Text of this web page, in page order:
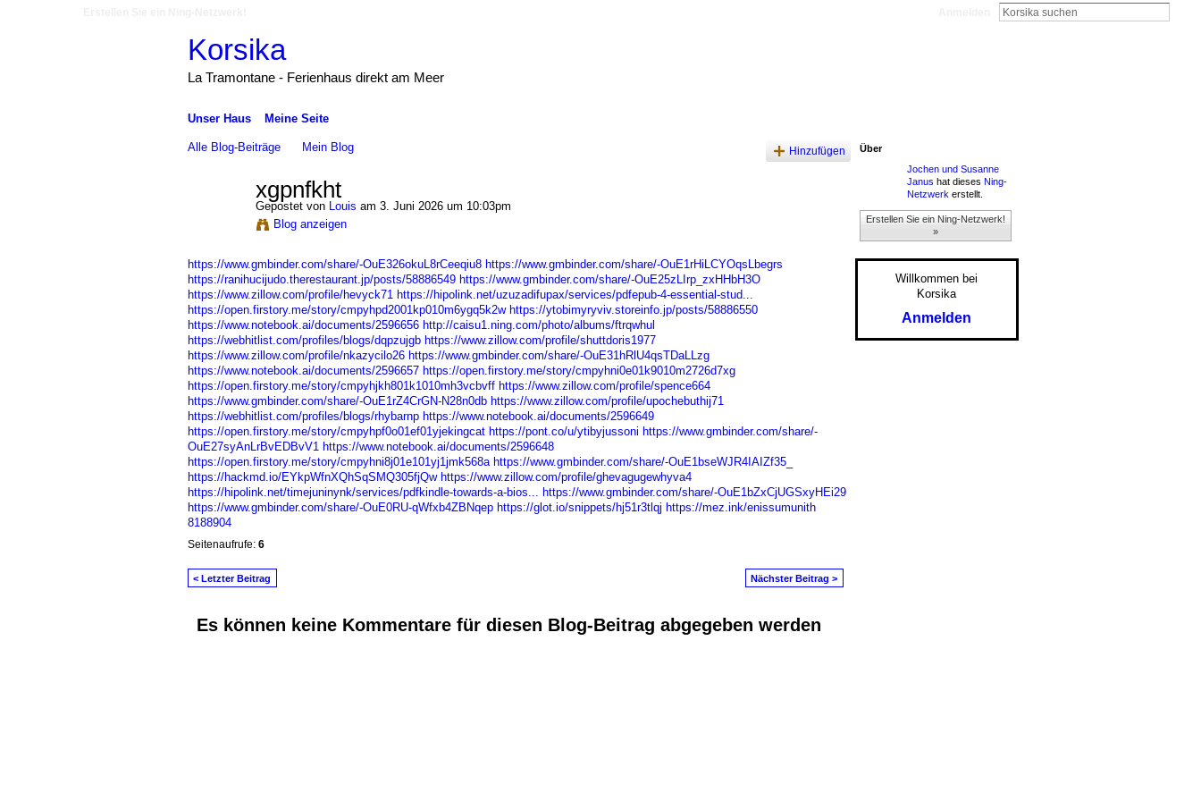
Korsika
La Tramontane - Ferienhaus direkt am Meer
Unser Haus Meine Seite
Alle Blog-Beiträge Mein Blog Hinzufügen
xgpnfkht
Gepostet von Louis am 3. Juni 2026 um 10:03pm
Blog anzeigen
https://www.gmbinder.com/share/-OuE326okuL8rCeeqiu8 https://www.gmbinder.com/share/-OuE1rHiLCYOqsLbegrs
https://ranihucijudo.therestaurant.jp/posts/58886549 https://www.gmbinder.com/share/-OuE25zLIrp_zxHHbH3O
https://www.zillow.com/profile/hevyck71 https://hipolink.net/uzuzadifupax/services/pdfepub-4-essential-stud...
https://open.firstory.me/story/cmpyhpd2001kp010m6ygq5k2w https://ytobimyryviv.storeinfo.jp/posts/58886550
https://www.notebook.ai/documents/2596656 http://caisu1.ning.com/photo/albums/ftrqwhul
https://webhitlist.com/profiles/blogs/dqpzujgb https://www.zillow.com/profile/shuttdoris1977
https://www.zillow.com/profile/nkazycilo26 https://www.gmbinder.com/share/-OuE31hRlU4qsTDaLLzg
https://www.notebook.ai/documents/2596657 https://open.firstory.me/story/cmpyhni0e01k9010m2726d7xg
https://open.firstory.me/story/cmpyhjkh801k1010mh3vcbvff https://www.zillow.com/profile/spence664
https://www.gmbinder.com/share/-OuE1rZ4CrGN-N28n0db https://www.zillow.com/profile/upochebuthij71
https://webhitlist.com/profiles/blogs/rhybarnp https://www.notebook.ai/documents/2596649
https://open.firstory.me/story/cmpyhpf0o01ef01yjekingcat https://pont.co/u/ytibyjussoni https://www.gmbinder.com/share/-
OuE27syAnLrBvEDBvV1 https://www.notebook.ai/documents/2596648
https://open.firstory.me/story/cmpyhni8j01e101yj1jmk568a https://www.gmbinder.com/share/-OuE1bseWJR4IAIZf35_
https://hackmd.io/EYkpWfnXQhSqSMQ305fjQw https://www.zillow.com/profile/ghevagugewhyva4
https://hipolink.net/timejuninynk/services/pdfkindle-towards-a-bios... https://www.gmbinder.com/share/-OuE1bZxCjUGSxyHEi29
https://www.gmbinder.com/share/-OuE0RU-qWfxb4ZBNqep https://glot.io/snippets/hj51r3tlqj https://mez.ink/enissumunith
8188904
Seitenaufrufe: 6
< Letzter Beitrag Nächster Beitrag >
Es können keine Kommentare für diesen Blog-Beitrag abgegeben werden
Über
Jochen und Susanne
Janus hat dieses Ning-
Netzwerk erstellt.
Erstellen Sie ein Ning-Netzwerk!
»
Willkommen bei
Korsika
Anmelden